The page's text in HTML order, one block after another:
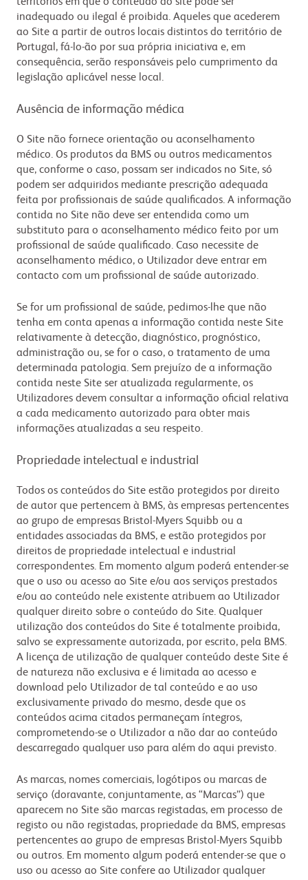
inadequado ou ilegal é proibida. Aqueles que acederem
ao Site a partir de outros locais distintos do território de
Portugal, fá-lo-ão por sua própria iniciativa e, em
consequência, serão responsáveis pelo cumprimento da
legislação aplicável nesse local.
Ausência de informação médica
O Site não fornece orientação ou aconselhamento
médico. Os produtos da BMS ou outros medicamentos
que, conforme o caso, possam ser indicados no Site, só
podem ser adquiridos mediante prescrição adequada
feita por profissionais de saúde qualificados. A informação
contida no Site não deve ser entendida como um
substituto para o aconselhamento médico feito por um
profissional de saúde qualificado. Caso necessite de
aconselhamento médico, o Utilizador deve entrar em
contacto com um profissional de saúde autorizado.
Se for um profissional de saúde, pedimos-lhe que não
tenha em conta apenas a informação contida neste Site
relativamente à detecção, diagnóstico, prognóstico,
administração ou, se for o caso, o tratamento de uma
determinada patologia. Sem prejuízo de a informação
contida neste Site ser atualizada regularmente, os
Utilizadores devem consultar a informação oficial relativa
a cada medicamento autorizado para obter mais
informações atualizadas a seu respeito.
Propriedade intelectual e industrial
Todos os conteúdos do Site estão protegidos por direito
de autor que pertencem à BMS, às empresas pertencentes
ao grupo de empresas Bristol-Myers Squibb ou a
entidades associadas da BMS, e estão protegidos por
direitos de propriedade intelectual e industrial
correspondentes. Em momento algum poderá entender-se
que o uso ou acesso ao Site e/ou aos serviços prestados
e/ou ao conteúdo nele existente atribuem ao Utilizador
qualquer direito sobre o conteúdo do Site. Qualquer
utilização dos conteúdos do Site é totalmente proibida,
salvo se expressamente autorizada, por escrito, pela BMS.
A licença de utilização de qualquer conteúdo deste Site é
de natureza não exclusiva e é limitada ao acesso e
download pelo Utilizador de tal conteúdo e ao uso
exclusivamente privado do mesmo, desde que os
conteúdos acima citados permaneçam íntegros,
comprometendo-se o Utilizador a não dar ao conteúdo
descarregado qualquer uso para além do aqui previsto.
As marcas, nomes comerciais, logótipos ou marcas de
serviço (doravante, conjuntamente, as “Marcas”) que
aparecem no Site são marcas registadas, em processo de
registo ou não registadas, propriedade da BMS, empresas
pertencentes ao grupo de empresas Bristol-Myers Squibb
ou outros. Em momento algum poderá entender-se que o
uso ou acesso ao Site confere ao Utilizador qualquer